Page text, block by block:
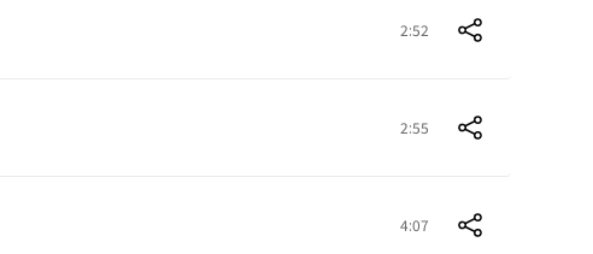
2:52
2:55
4:07